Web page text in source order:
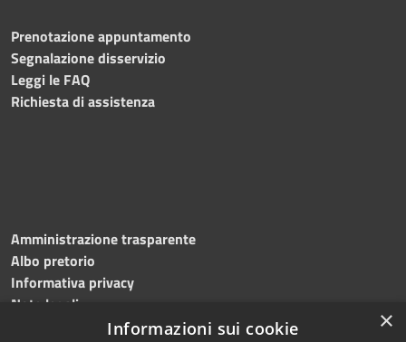
Prenotazione appuntamento
Segnalazione disservizio
Leggi le FAQ
Richiesta di assistenza
Amministrazione trasparente
Albo pretorio
Informativa privacy
Note legali
Dichiarazione di accessibilità
×
Informazioni sui cookie